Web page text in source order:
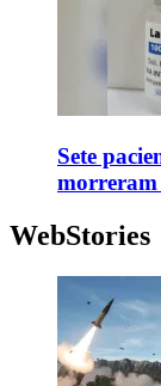
Sete
WebStories